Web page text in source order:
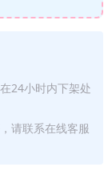
24小时内下架处
请联系在线客服